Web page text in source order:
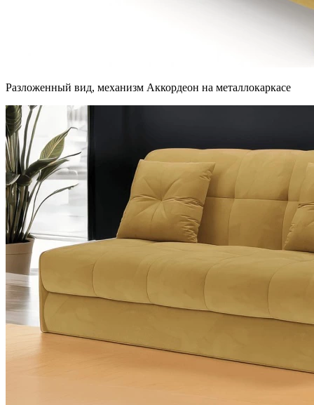
Разложенный вид, механизм Аккордеон на металлокаркасе